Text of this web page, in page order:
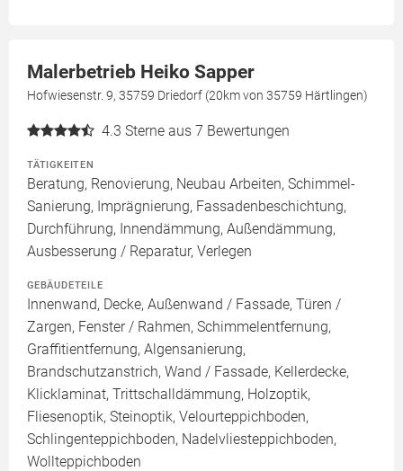
Malerbetrieb Heiko Sapper
Hofwiesenstr. 9, 35759 Driedorf (20km von 35759 Härtlingen)
4.3 Sterne aus 7 Bewertungen
TÄTIGKEITEN
Beratung, Renovierung, Neubau Arbeiten, Schimmel-
Sanierung, Imprägnierung, Fassadenbeschichtung,
Durchführung, Innendämmung, Außendämmung,
Ausbesserung / Reparatur, Verlegen
GEBÄUDETEILE
Innenwand, Decke, Außenwand / Fassade, Türen /
Zargen, Fenster / Rahmen, Schimmelentfernung,
Graffitientfernung, Algensanierung,
Brandschutzanstrich, Wand / Fassade, Kellerdecke,
Klicklaminat, Trittschalldämmung, Holzoptik,
Fliesenoptik, Steinoptik, Velourteppichboden,
Schlingenteppichboden, Nadelvliesteppichboden,
Wollteppichboden